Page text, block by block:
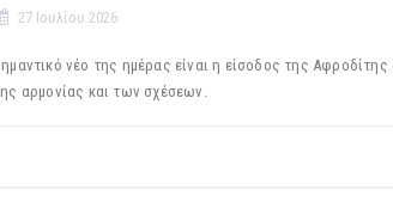
27 Ιουλίου 2026
νέο της ημέρας είναι η είσοδος της
αρμονίας και των σχέσεων.